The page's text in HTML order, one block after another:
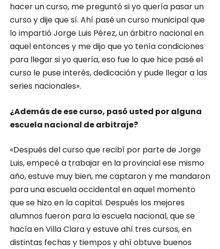
hacer un curso, me preguntó si yo quería pasar un
curso y dije que sí. Ahí pasé un curso municipal que
lo impartió Jorge Luis Pérez, un árbitro nacional en
aquel entonces y me dijo que yo tenía condiciones
para llegar si yo quería, eso fue lo que hice pasé el
curso le puse interés, dedicación y pude llegar a las
series nacionales».
¿Además de ese curso, pasó usted por alguna
escuela nacional de arbitraje?
«Después del curso que recibí por parte de Jorge
Luis, empecé a trabajar en la provincial ese mismo
año, estuve muy bien, me captaron y me mandaron
para una escuela occidental en aquel momento
que se hizo en la capital. Después los mejores
alumnos fueron para la escuela nacional, que se
hacía en Villa Clara y estuve ahí tres cursos, en
distintas fechas y tiempos y ahí obtuve buenos